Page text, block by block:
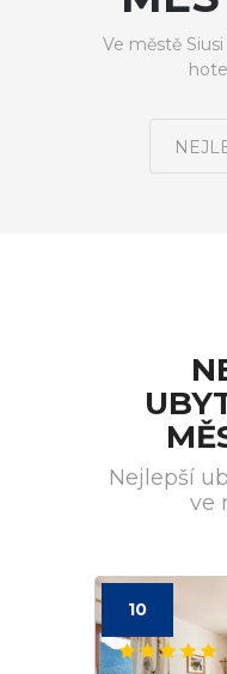
Ve městě
Nejlepší
ve
10